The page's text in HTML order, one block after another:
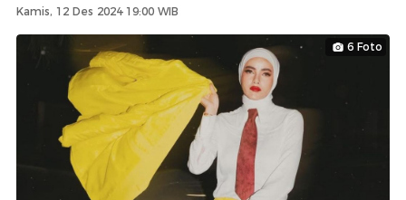
Kamis, 12 Des 2024 19:00 WIB
6 Foto